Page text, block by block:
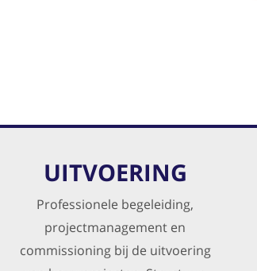
UITVOERING
Professionele begeleiding,
projectmanagement en
commissioning bij de uitvoering